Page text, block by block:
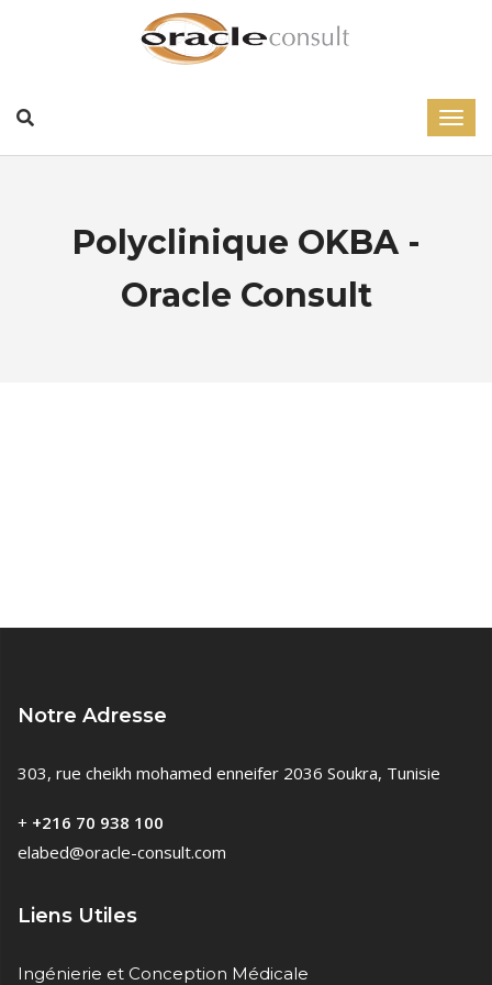
Polyclinique OKBA -
Oracle Consult
Notre Adresse
303, rue cheikh mohamed enneifer 2036 Soukra, Tunisie
+ +216 70 938 100
elabed@oracle-consult.com
Liens Utiles
Ingénierie et Conception Médicale